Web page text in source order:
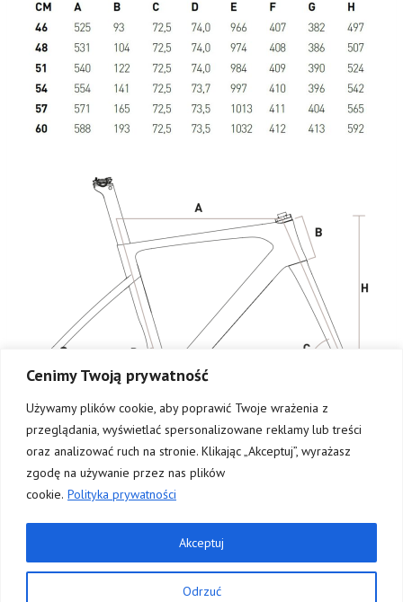
Cenimy Twoją prywatność
Używamy plików cookie, aby poprawić Twoje wrażenia z
przeglądania, wyświetlać spersonalizowane reklamy lub treści
oraz analizować ruch na stronie. Klikając „Akceptuj”, wyrażasz
zgodę na używanie przez nas plików
cookie. Polityka prywatności
Odrzuć
Akceptuj
© 2026 Corratec Polska